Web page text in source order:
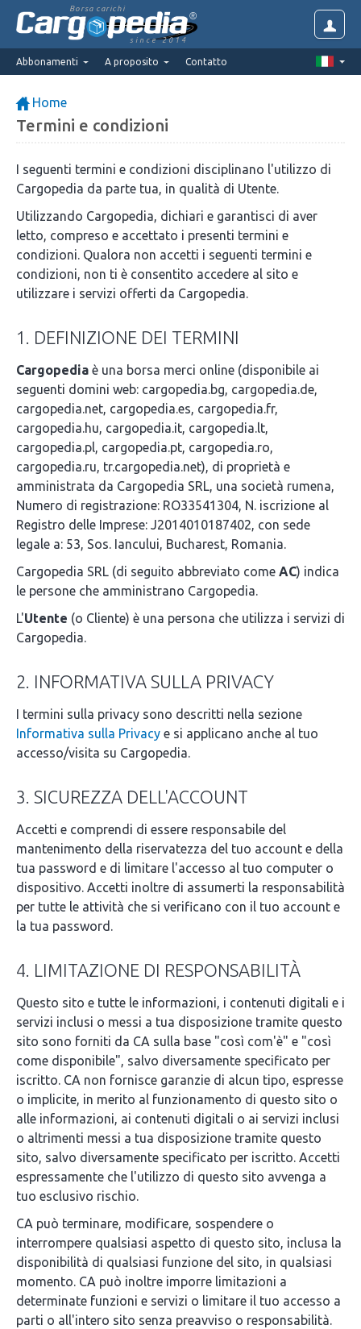
Borsa carichi
since 2014
Abbonamenti A proposito Contatto
Home
Termini e condizioni
I seguenti termini e condizioni disciplinano l'utilizzo di
Cargopedia da parte tua, in qualità di Utente.
Utilizzando Cargopedia, dichiari e garantisci di aver
letto, compreso e accettato i presenti termini e
condizioni. Qualora non accetti i seguenti termini e
condizioni, non ti è consentito accedere al sito e
utilizzare i servizi offerti da Cargopedia.
1. DEFINIZIONE DEI TERMINI
Cargopedia è una borsa merci online (disponibile ai
seguenti domini web: cargopedia.bg, cargopedia.de,
cargopedia.net, cargopedia.es, cargopedia.fr,
cargopedia.hu, cargopedia.it, cargopedia.lt,
cargopedia.pl, cargopedia.pt, cargopedia.ro,
cargopedia.ru, tr.cargopedia.net), di proprietà e
amministrata da Cargopedia SRL, una società rumena,
Numero di registrazione: RO33541304, N. iscrizione al
Registro delle Imprese: J2014010187402, con sede
legale a: 53, Sos. Iancului, Bucharest, Romania.
Cargopedia SRL (di seguito abbreviato come AC) indica
le persone che amministrano Cargopedia.
L'Utente (o Cliente) è una persona che utilizza i servizi di
Cargopedia.
2. INFORMATIVA SULLA PRIVACY
I termini sulla privacy sono descritti nella sezione
Informativa sulla Privacy e si applicano anche al tuo
accesso/visita su Cargopedia.
3. SICUREZZA DELL'ACCOUNT
Accetti e comprendi di essere responsabile del
mantenimento della riservatezza del tuo account e della
tua password e di limitare l'accesso al tuo computer o
dispositivo. Accetti inoltre di assumerti la responsabilità
per tutte le attività che si verificano con il tuo account e
la tua password.
4. LIMITAZIONE DI RESPONSABILITÀ
Questo sito e tutte le informazioni, i contenuti digitali e i
servizi inclusi o messi a tua disposizione tramite questo
sito sono forniti da CA sulla base "così com'è" e "così
come disponibile", salvo diversamente specificato per
iscritto. CA non fornisce garanzie di alcun tipo, espresse
o implicite, in merito al funzionamento di questo sito o
alle informazioni, ai contenuti digitali o ai servizi inclusi
o altrimenti messi a tua disposizione tramite questo
sito, salvo diversamente specificato per iscritto. Accetti
espressamente che l'utilizzo di questo sito avvenga a
tuo esclusivo rischio.
CA può terminare, modificare, sospendere o
interrompere qualsiasi aspetto di questo sito, inclusa la
disponibilità di qualsiasi funzione del sito, in qualsiasi
momento. CA può inoltre imporre limitazioni a
determinate funzioni e servizi o limitare il tuo accesso a
parti o all'intero sito senza preavviso o responsabilità.